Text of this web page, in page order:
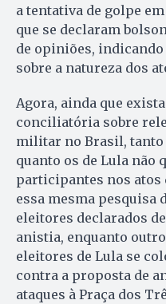
a tentativa de golpe
que se declaram
de opiniões,
sobre a natureza dos
Agora, ainda que
conciliatória sobre
militar no Brasil, tanto
quanto os de Lula não
participantes nos atos
essa mesma pesquisa
eleitores declarados
anistia, enquanto
eleitores de Lula se
contra a proposta de
ataques à Praça dos